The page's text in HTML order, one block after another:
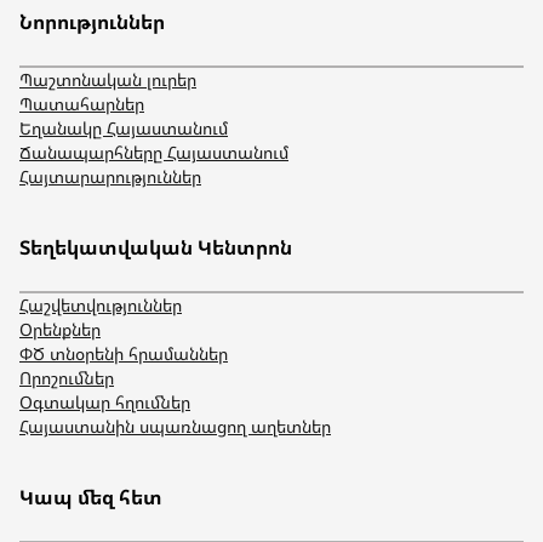
Նորություններ
Պաշտոնական լուրեր
Պատահարներ
Եղանակը Հայաստանում
Ճանապարհները Հայաստանում
Հայտարարություններ
Տեղեկատվական Կենտրոն
Հաշվետվություններ
Օրենքներ
ՓԾ տնօրենի հրամաններ
Որոշումներ
Օգտակար հղումներ
Հայաստանին սպառնացող աղետներ
Կապ մեզ հետ